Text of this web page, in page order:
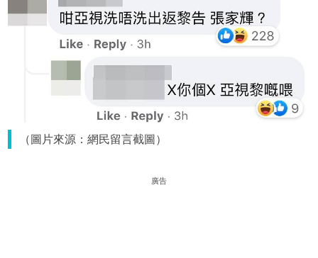
（圖片來源：網民留言截圖）
廣告